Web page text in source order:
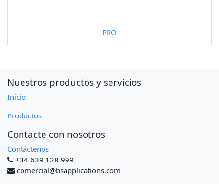
PRO
Nuestros productos y servicios
Inicio
Productos
Contacte con nosotros
Contáctenos
+34 639 128 999
comercial@bsapplications.com